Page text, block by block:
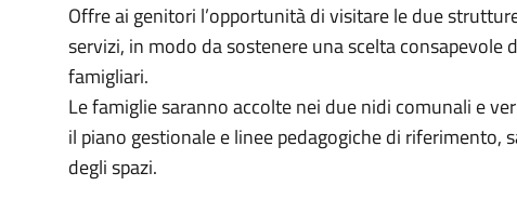
Offre ai genitori l’opportunità di visitare le due
servizi, in modo da sostenere una scelta consapevole
famigliari.
Le famiglie saranno accolte nei due nidi comunali e
il piano gestionale e linee pedagogiche di riferimento,
degli spazi.